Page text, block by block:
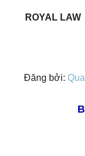
ROYAL LAW
Đăng bởi: